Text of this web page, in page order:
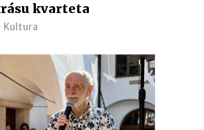
kvarteta
Kultura